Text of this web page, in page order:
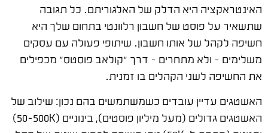
האינטראקציה היא הדלק של האלגוריתם. כל תגובה
שתשאיר על פוסט של חשבון רלוונטי בתחום שלך היא
חשיפה לקהל של אותו חשבון. שיתופי פעולה עם עסקים
משלימים – ולא מתחרים – דרך "קולאב פוסטס" מכפילים
את החשיפה לשני הקהלים בו זמנית.
האשטגים עדיין עובדים כשמשתמשים בהם נכון: שילוב של
האשטגים גדולים (מעל מיליון פוסטים), בינוניים (50-500K)